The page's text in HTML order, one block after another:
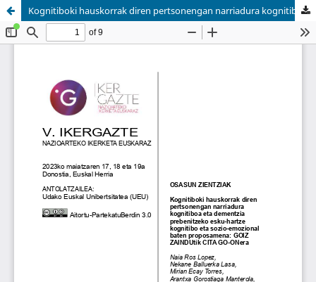
Kognitiboki hauskorrak diren pertsonengan narriadura kognitiboa eta dementzia prebenitzeko esku-hartze kognitibo eta sozio-emozional baten proposamena: GOIZ ZAINDUtik CITA GO-ONera